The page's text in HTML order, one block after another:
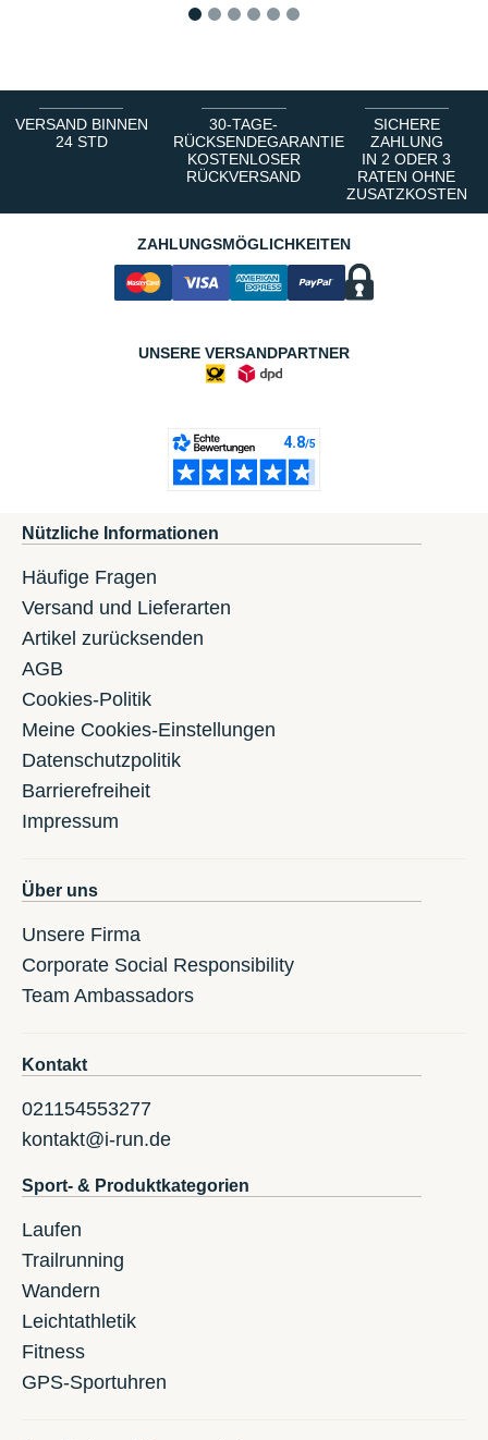
VERSAND BINNEN
24 STD
30-TAGE-
RÜCKSENDEGARANTIE
KOSTENLOSER
RÜCKVERSAND
SICHERE
ZAHLUNG
IN 2 ODER 3
RATEN OHNE
ZUSATZKOSTEN
ZAHLUNGSMÖGLICHKEITEN
UNSERE VERSANDPARTNER
Nützliche Informationen
Häufige Fragen
Versand und Lieferarten
Artikel zurücksenden
AGB
Cookies-Politik
Meine Cookies-Einstellungen
Datenschutzpolitik
Barrierefreiheit
Impressum
Über uns
Unsere Firma
Corporate Social Responsibility
Team Ambassadors
Kontakt
021154553277
kontakt@i-run.de
Sport- & Produktkategorien
Laufen
Trailrunning
Wandern
Leichtathletik
Fitness
GPS-Sportuhren